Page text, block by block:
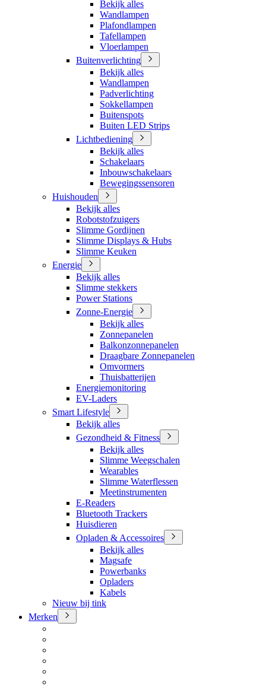
Bekijk alles
Wandlampen
Plafondlampen
Tafellampen
Vloerlampen
Buitenverlichting
Bekijk alles
Wandlampen
Padverlichting
Sokkellampen
Buitenspots
Buiten LED Strips
Lichtbediening
Bekijk alles
Schakelaars
Inbouwschakelaars
Bewegingssensoren
Huishouden
Bekijk alles
Robotstofzuigers
Slimme Gordijnen
Slimme Displays & Hubs
Slimme Keuken
Energie
Bekijk alles
Slimme stekkers
Power Stations
Zonne-Energie
Bekijk alles
Zonnepanelen
Balkonzonnepanelen
Draagbare Zonnepanelen
Omvormers
Thuisbatterijen
Energiemonitoring
EV-Laders
Smart Lifestyle
Bekijk alles
Gezondheid & Fitness
Bekijk alles
Slimme Weegschalen
Wearables
Slimme Waterflessen
Meetinstrumenten
E-Readers
Bluetooth Trackers
Huisdieren
Opladen & Accessoires
Bekijk alles
Magsafe
Powerbanks
Opladers
Kabels
Nieuw bij tink
Merken